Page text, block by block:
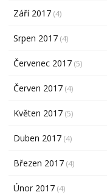
Září 2017 (4)
Srpen 2017 (4)
Červenec 2017 (5)
Červen 2017 (4)
Květen 2017 (5)
Duben 2017 (4)
Březen 2017 (4)
Únor 2017 (4)